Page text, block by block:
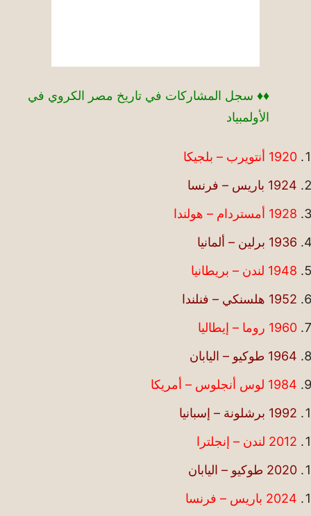
♦♦ سجل المشاركات في تاريخ مصر الكروي في
الأولمبياد
1920 أنتويرب – بلجيكا
1924 باريس – فرنسا
1928 أمستردام – هولندا
1936 برلين – ألمانيا
1948 لندن – بريطانيا
1952 هلسنكي – فنلندا
1960 روما – إيطاليا
1964 طوكيو – اليابان
1984 لوس أنجلوس – أمريكا
1992 برشلونة – إسبانيا
2012 لندن – إنجلترا
2020 طوكيو – اليابان
2024 باريس – فرنسا